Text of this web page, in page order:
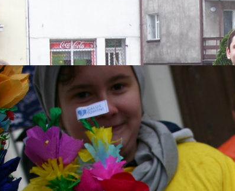
życząc im SPOKOJNYCH ŚWIĄT, wszędzie tam,
SĄ !!!
spokojnych Świąt życzy Fundacja „Salus Homini”!
Salusia
12 grudzień 2017
wersja naszej, fundacyjnej Salusi!